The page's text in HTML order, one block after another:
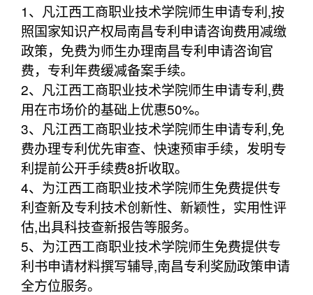
1、凡江西工商职业技术学院师生申请专利,按
照国家知识产权局南昌专利申请咨询费用减缴
政策，免费为师生办理南昌专利申请咨询官
费，专利年费缓减备案手续。
2、凡江西工商职业技术学院师生申请专利,费
用在市场价的基础上优惠50%。
3、凡江西工商职业技术学院师生申请专利,免
费办理专利优先审查、快速预审手续，发明专
利提前公开手续费8折收取。
4、为江西工商职业技术学院师生免费提供专
利查新及专利技术创新性、新颖性，实用性评
估,出具科技查新报告等服务。
5、为江西工商职业技术学院师生免费提供专
利书申请材料撰写辅导,南昌专利奖励政策申请
全方位服务。